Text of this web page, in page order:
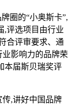
圈的“小奥斯卡”,
,评选项目由行业
合评审要求、通
影响力的品牌荣
本届斯贝瑞奖评
,讲好中国品牌